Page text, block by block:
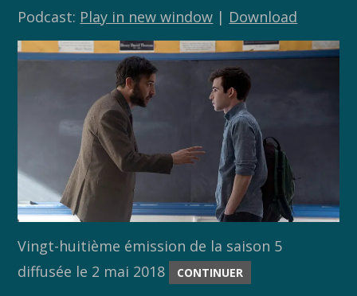
Podcast: Play in new window | Download
Vingt-huitième émission de la saison 5
diffusée le 2 mai 2018
CONTINUER